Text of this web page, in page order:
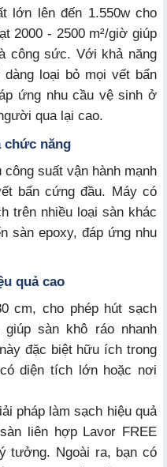
lớn lên đến 1.550w cho
2000 - 2500 m²/giờ giúp
công sức. Với khả năng
loại bỏ mọi vết bẩn
ứng nhu cầu vệ sinh ở
qua lại cao.
chức năng
suất vận hành mạnh
bẩn cứng đầu. Máy có
trên nhiều loại sàn khác
sàn epoxy, đáp ứng nhu
quả cao
cm, cho phép hút sạch
sàn khô ráo nhanh
đặc biệt hữu ích trong
diện tích lớn hoặc nơi
pháp làm sạch hiệu quả
liên hợp Lavor FREE
tưởng. Ngoài ra, bạn có